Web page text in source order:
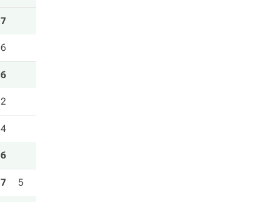
7
6
6
2
4
6
7 5